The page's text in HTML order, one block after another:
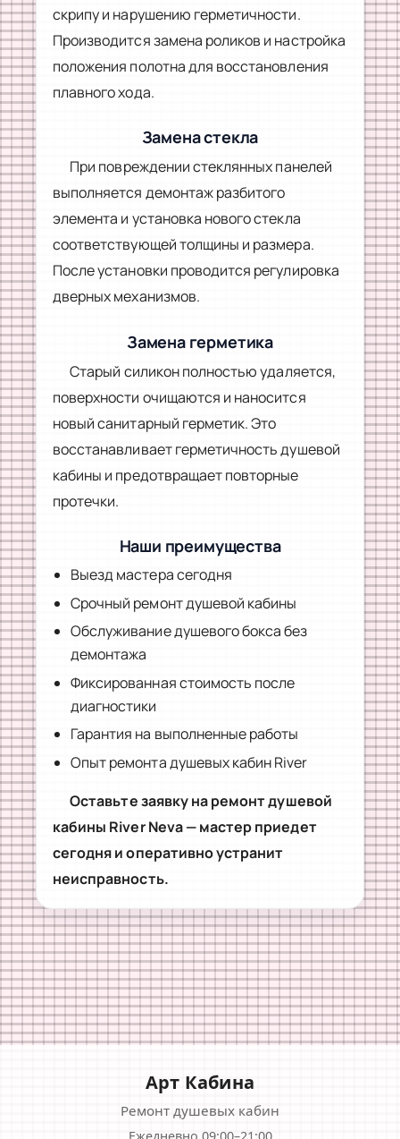
скрипу и нарушению герметичности.
Производится замена роликов и настройка
положения полотна для восстановления
плавного хода.
Замена стекла
При повреждении стеклянных панелей
выполняется демонтаж разбитого
элемента и установка нового стекла
соответствующей толщины и размера.
После установки проводится регулировка
дверных механизмов.
Замена герметика
Старый силикон полностью удаляется,
поверхности очищаются и наносится
новый санитарный герметик. Это
восстанавливает герметичность душевой
кабины и предотвращает повторные
протечки.
Наши преимущества
Выезд мастера сегодня
Срочный ремонт душевой кабины
Обслуживание душевого бокса без
демонтажа
Фиксированная стоимость после
диагностики
Гарантия на выполненные работы
Опыт ремонта душевых кабин River
Оставьте заявку на ремонт душевой
кабины River Neva — мастер приедет
сегодня и оперативно устранит
неисправность.
Арт Кабина
Ремонт душевых кабин